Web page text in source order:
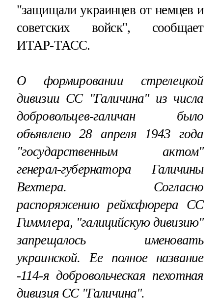
"защищали украинцев от немцев и
советских войск", сообщает
ИТАР-ТАСС.
О формировании стрелецкой
дивизии СС "Галичина" из числа
добровольцев-галичан было
объявлено 28 апреля 1943 года
"государственным актом"
генерал-губернатора Галичины
Вехтера. Согласно
распоряжению рейхсфюрера СС
Гиммлера, "галицийскую дивизию"
запрещалось именовать
украинской. Ее полное название
-114-я добровольческая пехотная
дивизия СС "Галичина".